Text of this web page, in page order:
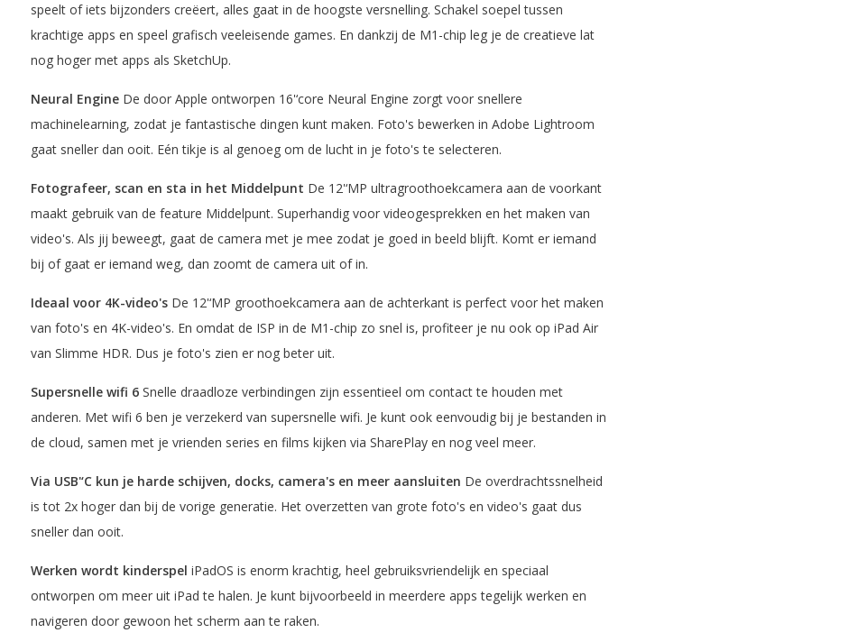
speelt of iets bijzonders creëert, alles gaat in de hoogste versnelling. Schakel soepel tussen
krachtige apps en speel grafisch veeleisende games. En dankzij de M1-chip leg je de creatieve lat
nog hoger met apps als SketchUp.
Neural EngineDe door Apple ontworpen 16'‘core Neural Engine zorgt voor snellere
machinelearning, zodat je fantastische dingen kunt maken. Foto's bewerken in Adobe Lightroom
gaat sneller dan ooit. Eén tikje is al genoeg om de lucht in je foto's te selecteren.
Fotografeer, scan en sta in het Middelpunt De 12'‘MP ultragroothoekcamera aan de voorkant
maakt gebruik van de feature Middelpunt. Superhandig voor videogesprekken en het maken van
video's. Als jij beweegt, gaat de camera met je mee zodat je goed in beeld blijft. Komt er iemand
bij of gaat er iemand weg, dan zoomt de camera uit of in.
Ideaal voor 4K-video'sDe 12'‘MP groothoekcamera aan de achterkant is perfect voor het maken
van foto's en 4K-video's. En omdat de ISP in de M1-chip zo snel is, profiteer je nu ook op iPad Air
van Slimme HDR. Dus je foto's zien er nog beter uit.
Supersnelle wifi 6Snelle draadloze verbindingen zijn essentieel om contact te houden met
anderen. Met wifi 6 ben je verzekerd van supersnelle wifi. Je kunt ook eenvoudig bij je bestanden in
de cloud, samen met je vrienden series en films kijken via SharePlay en nog veel meer.
Via USB'‘C kun je harde schijven, docks, camera's en meer aansluiten De overdrachtssnelheid
is tot 2x hoger dan bij de vorige generatie. Het overzetten van grote foto's en video's gaat dus
sneller dan ooit.
Werken wordt kinderspel iPadOS is enorm krachtig, heel gebruiksvriendelijk en speciaal
ontworpen om meer uit iPad te halen. Je kunt bijvoorbeeld in meerdere apps tegelijk werken en
navigeren door gewoon het scherm aan te raken.